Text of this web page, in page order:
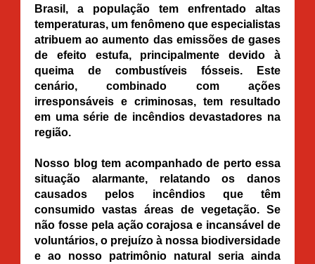
Brasil, a população tem enfrentado altas
temperaturas, um fenômeno que especialistas
atribuem ao aumento das emissões de gases
de efeito estufa, principalmente devido à
queima de combustíveis fósseis. Este
cenário, combinado com ações
irresponsáveis e criminosas, tem resultado
em uma série de incêndios devastadores na
região.
Nosso blog tem acompanhado de perto essa
situação alarmante, relatando os danos
causados pelos incêndios que têm
consumido vastas áreas de vegetação. Se
não fosse pela ação corajosa e incansável de
voluntários, o prejuízo à nossa biodiversidade
e ao nosso patrimônio natural seria ainda